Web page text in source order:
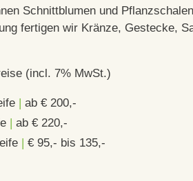
Schnittblumen und
fertigen wir Kränze, Gestecke,
(incl. 7% MwSt.)
ab € 200,-
ab € 220,-
€ 95,- bis 135,-